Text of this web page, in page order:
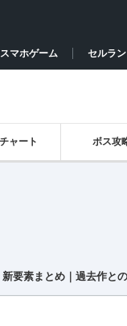
マホゲーム セルラン
ャート ボス攻
新要素まとめ｜過去作と